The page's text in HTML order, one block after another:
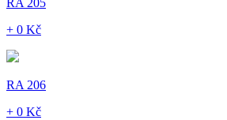
+ 0 Kč
RA 206
+ 0 Kč